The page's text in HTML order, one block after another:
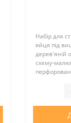
Набір для
яйця під
дерев'яній
схему-
необхідної